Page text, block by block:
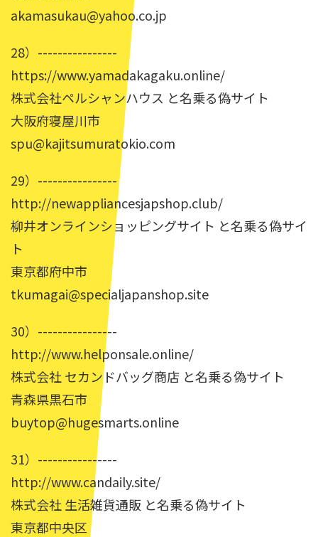
akamasukau@yahoo.co.jp
28）----------------
https://www.yamadakagaku.online/
株式会社ペルシャンハウス と名乗る偽サイト
大阪府寝屋川市
spu@kajitsumuratokio.com
29）----------------
http://newappliancesjapshop.club/
柳井オンラインショッピングサイト と名乗る偽サイ
ト
東京都府中市
tkumagai@specialjapanshop.site
30）----------------
http://www.helponsale.online/
株式会社 セカンドバッグ商店 と名乗る偽サイト
青森県黒石市
buytop@hugesmarts.online
31）----------------
http://www.candaily.site/
株式会社 生活雑貨通販 と名乗る偽サイト
東京都中央区